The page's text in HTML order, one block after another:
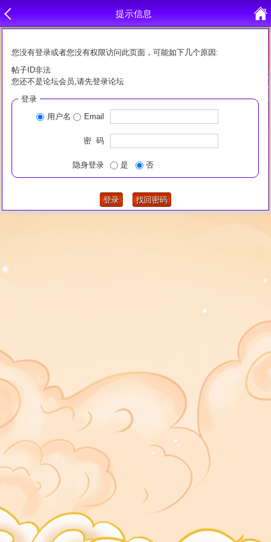
提示信息
您没有登录或者您没有权限访问此页面，可能如下几个原因:
帖子ID非法
您还不是论坛会员,请先登录论坛
登录
用户名
Email
密 码
隐身登录 是 否